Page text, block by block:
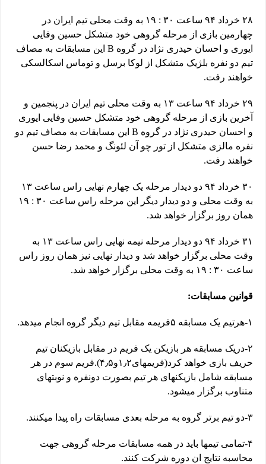
۲۸ خرداد ۹۴ ساعت ۳۰ : ۱۹ به وقت محلی تیم ایران در
چهارمین بازی از مرحله گروهی خود متشکل حسین وفایی
ایوری و احسان حیدری نژاد در گروه B این مسابقات به مصاف
تیم دو نفره بلژیک متشکل از لوکا برسل و توماس اسکالسکی
خواهند رفت.
۲۹ خرداد ۹۴ ساعت ۱۳ به وقت محلی تیم ایران در پنجمین و
آخرین بازی از مرحله گروهی خود متشکل حسین وفایی ایوری
و احسان حیدری نژاد در گروه B این مسابقات به مصاف تیم دو
نفره مالزی متشکل از تور چو آن لئونگ و محمد رضا حسن
خواهند رفت.
۳۰ خرداد ۹۴ دو دیدار مرحله یک چهارم نهایی راس ساعت ۱۳
به وقت محلی و دو دیدار دیگر این مرحله راس ساعت ۳۰ : ۱۹
همان روز برگزار خواهد شد.
۳۱ خرداد ۹۴ دو دیدار مرحله نیمه نهایی راس ساعت ۱۳ به
وقت محلی برگزار خواهد شد و دیدار نهایی نیز همان روز راس
ساعت ۳۰ : ۱۹ به وقت محلی برگزار خواهد شد.
قوانین مسابقات:
۱-هرتیم یک مسابقه ۵فریمه مقابل تیم دیگر گروه انجام میدهد.
۲-دریک مسابقه هر بازیکن یک فریم در مقابل بازیکنان تیم
حریف بازی خواهد کرد(فریمهای۱٫۲و۴٫۵).فریم سوم در هر
مسابقه شامل بازیکنهای هر تیم بصورت دونفره و نوبتهای
متناوب برگزار میشود.
۳-دو تیم برتر گروه به مرحله بعدی مسابقات راه پیدا میکنند.
۴-تمامی تیمها باید در همه مسابقات مرحله گروهی جهت
محاسبه نتایج ان دوره شرکت کنند.